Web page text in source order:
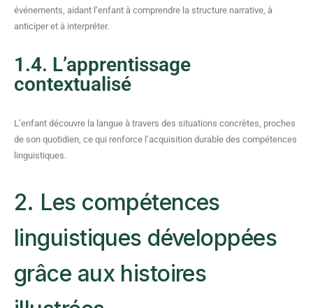
événements, aidant l’enfant à comprendre la structure narrative, à
anticiper et à interpréter.
1.4. L’apprentissage
contextualisé
L’enfant découvre la langue à travers des situations concrètes, proches
de son quotidien, ce qui renforce l’acquisition durable des compétences
linguistiques.
2. Les compétences
linguistiques développées
grâce aux histoires